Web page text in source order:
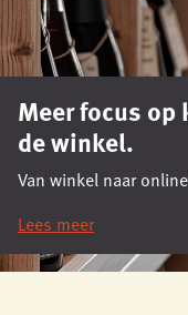
Meer focus
de winkel.
Van winkel naar
Lees meer